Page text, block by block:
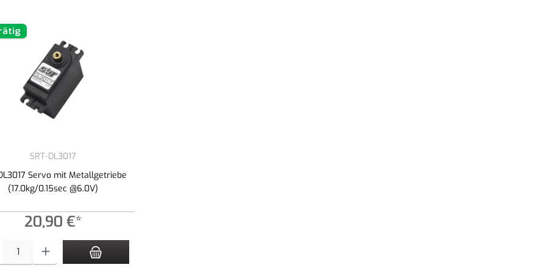
SRT-DL3017
Servo mit Metallgetriebe
(17.0kg/0.15sec @6.0V)
20,90 €*
Anzahl: Gib den gewünschten Wert ein oder benutze die Schaltflächen um die Anzahl zu erhöhen oder zu reduzieren.